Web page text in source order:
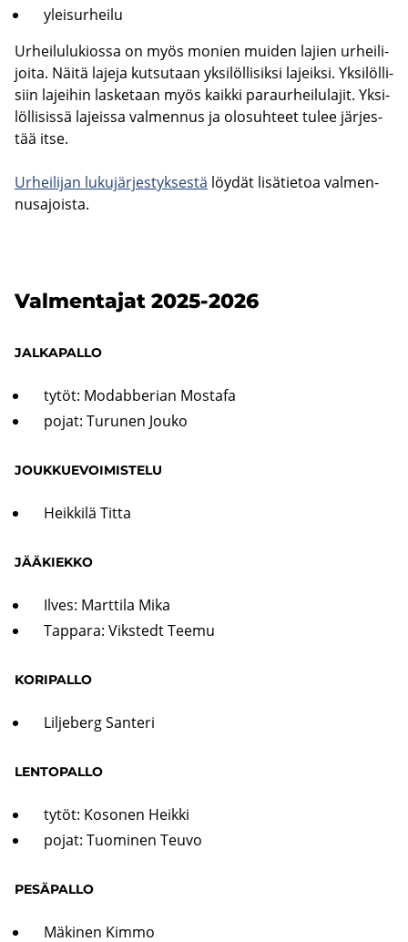
ylei­sur­hei­lu
Ur­hei­lu­lu­kios­sa on myös mo­nien mui­den la­jien ur­hei­li­
joi­ta. Näitä la­je­ja kut­su­taan yk­si­löl­li­sik­si la­jeik­si. Yk­si­löl­li­
siin la­jei­hin las­ke­taan myös kaik­ki pa­raur­hei­lu­la­jit. Yk­si­
löl­li­sis­sä la­jeis­sa val­men­nus ja olo­suh­teet tulee jär­jes­
tää itse.
Ur­hei­li­jan lu­ku­jär­jes­tyk­ses­tä löy­dät li­sä­tie­toa val­men­
nus­ajois­ta.
Val­men­ta­jat 2025-2026
JAL­KA­PAL­LO
tytöt: Mo­dab­be­rian Mos­ta­fa
pojat: Tu­ru­nen Jouko
JOUK­KUE­VOI­MIS­TE­LU
Heik­ki­lä Titta
JÄÄ­KIEK­KO
Ilves: Mart­ti­la Mika
Tap­pa­ra: Viks­tedt Teemu
KO­RI­PAL­LO
Lil­je­berg San­te­ri
LEN­TO­PAL­LO
tytöt: Ko­so­nen Heik­ki
pojat: Tuo­mi­nen Teuvo
PE­SÄ­PAL­LO
Mä­ki­nen Kimmo